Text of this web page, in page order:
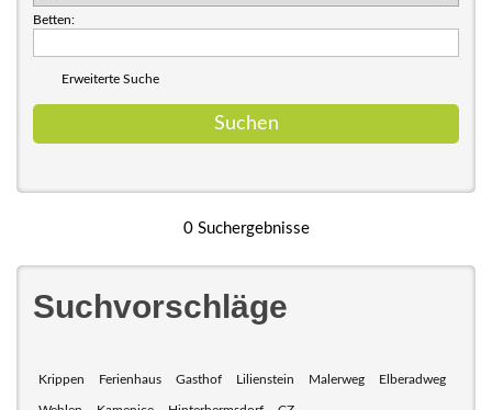
Betten:
Erweiterte Suche
0 Suchergebnisse
Suchvorschläge
Krippen Ferienhaus Gasthof Lilienstein Malerweg Elberadweg